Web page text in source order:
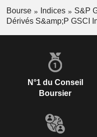
Bourse Indices
S&P
Dérivés S&amp;P GSCI
N°1 du Conseil
Boursier